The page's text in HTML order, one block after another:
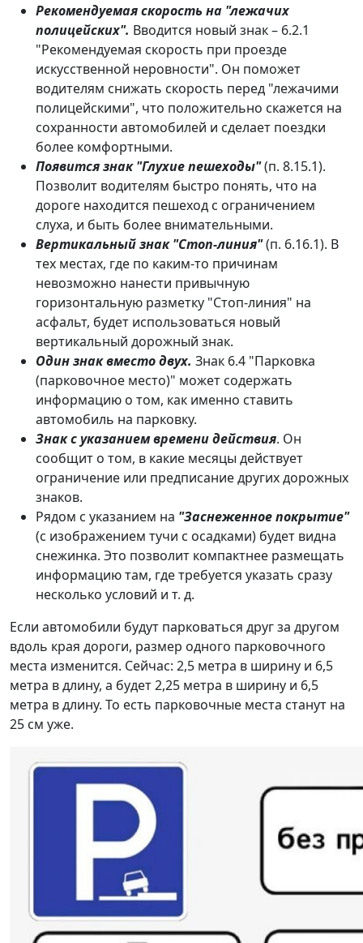
Рекомендуемая скорость на "лежачих
полицейских". Вводится новый знак – 6.2.1
"Рекомендуемая скорость при проезде
искусственной неровности". Он поможет
водителям снижать скорость перед "лежачими
полицейскими", что положительно скажется на
сохранности автомобилей и сделает поездки
более комфортными.
Появится знак "Глухие пешеходы"(п. 8.15.1).
Позволит водителям быстро понять, что на
дороге находится пешеход с ограничением
слуха, и быть более внимательными.
Вертикальный знак "Стоп-линия"(п. 6.16.1). В
тех местах, где по каким-то причинам
невозможно нанести привычную
горизонтальную разметку "Стоп-линия" на
асфальт, будет использоваться новый
вертикальный дорожный знак.
Один знак вместо двух. Знак 6.4 "Парковка
(парковочное место)" может содержать
информацию о том, как именно ставить
автомобиль на парковку.
Знак с указанием времени действия. Он
сообщит о том, в какие месяцы действует
ограничение или предписание других дорожных
знаков.
Рядом с указанием на "Заснеженное покрытие"
(с изображением тучи с осадками) будет видна
снежинка. Это позволит компактнее размещать
информацию там, где требуется указать сразу
несколько условий и т. д.
Если автомобили будут парковаться друг за другом
вдоль края дороги, размер одного парковочного
места изменится. Сейчас: 2,5 метра в ширину и 6,5
метра в длину, а будет 2,25 метра в ширину и 6,5
метра в длину. То есть парковочные места станут на
25 см уже.